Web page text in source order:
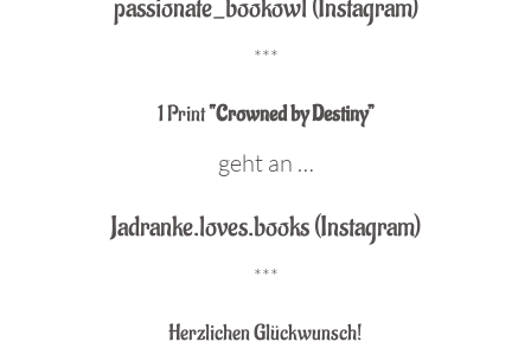
passionate_bookowl (Instagram)
***
1 Print“Crowned by Destiny”
geht an …
Jadranke.loves.books (Instagram)
***
Herzlichen Glückwunsch!